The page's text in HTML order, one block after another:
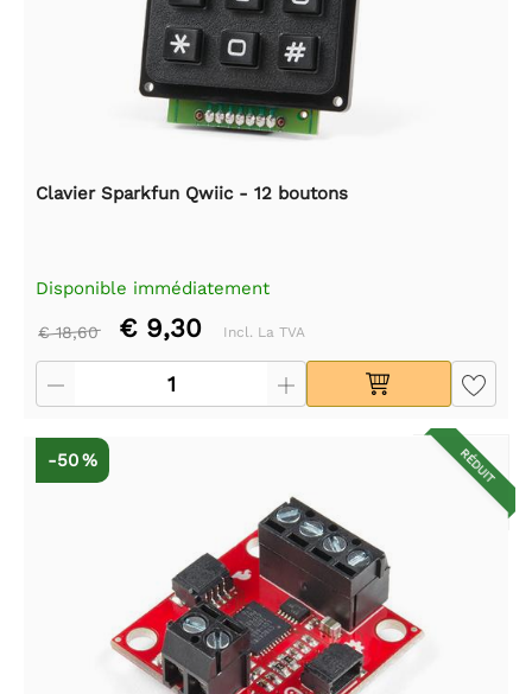
Clavier Sparkfun Qwiic - 12 boutons
Disponible immédiatement
€ 18,60 € 9,30 Incl. La TVA
RÉDUIT
-50 %